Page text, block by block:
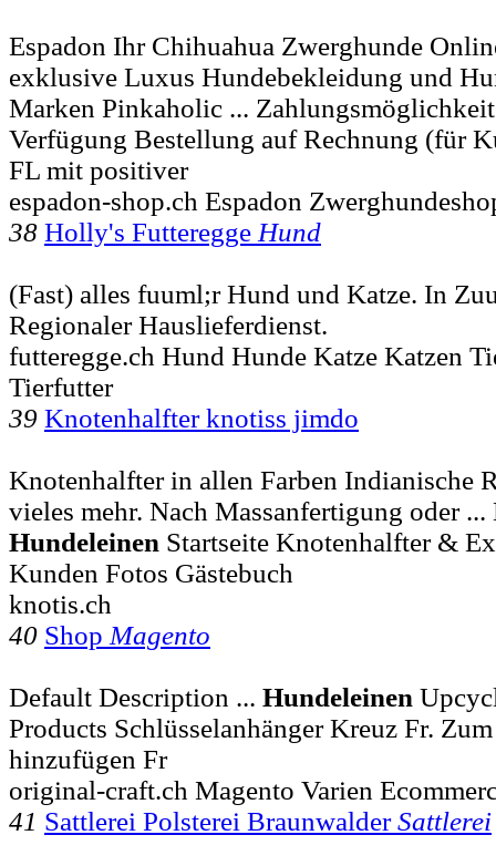
Espadon Ihr Chihuahua Zwerghunde
exklusive Luxus Hundebekleidung und
Marken Pinkaholic ...
Verfügung Bestellung auf Rechnung (für
FL mit positiver
espadon-shop.ch Espadon
38 Holly's Futteregge Hund
(Fast) alles fuuml;r Hund und Katze. In
Regionaler Hauslieferdienst.
futteregge.ch Hund Hunde Katze Katzen
Tierfutter
39 Knotenhalfter knotiss jimdo
Knotenhalfter in allen Farben Indianische
vieles mehr. Nach Massanfertigung oder
Hundeleinen Startseite Knotenhalfter &
Kunden Fotos Gästebuch
knotis.ch
40 Shop Magento
Default Description ... Hundeleinen
Products Schlüsselanhänger Kreuz Fr.
hinzufügen Fr
original-craft.ch Magento Varien
41 Sattlerei Polsterei BraunwalderSattlerei